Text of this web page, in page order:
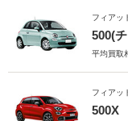
フィアッ
500(
平均買取
フィアッ
500X